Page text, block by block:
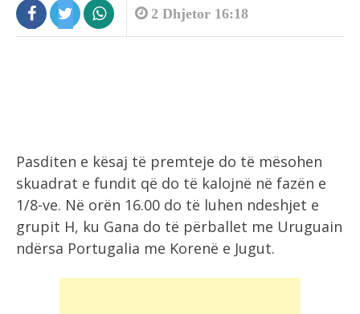
2 Dhjetor 16:18
Pasditen e kësaj të premteje do të mësohen
skuadrat e fundit që do të kalojnë në fazën e
1/8-ve. Në orën 16.00 do të luhen ndeshjet e
grupit H, ku Gana do të përballet me Uruguain
ndërsa Portugalia me Korenë e Jugut.